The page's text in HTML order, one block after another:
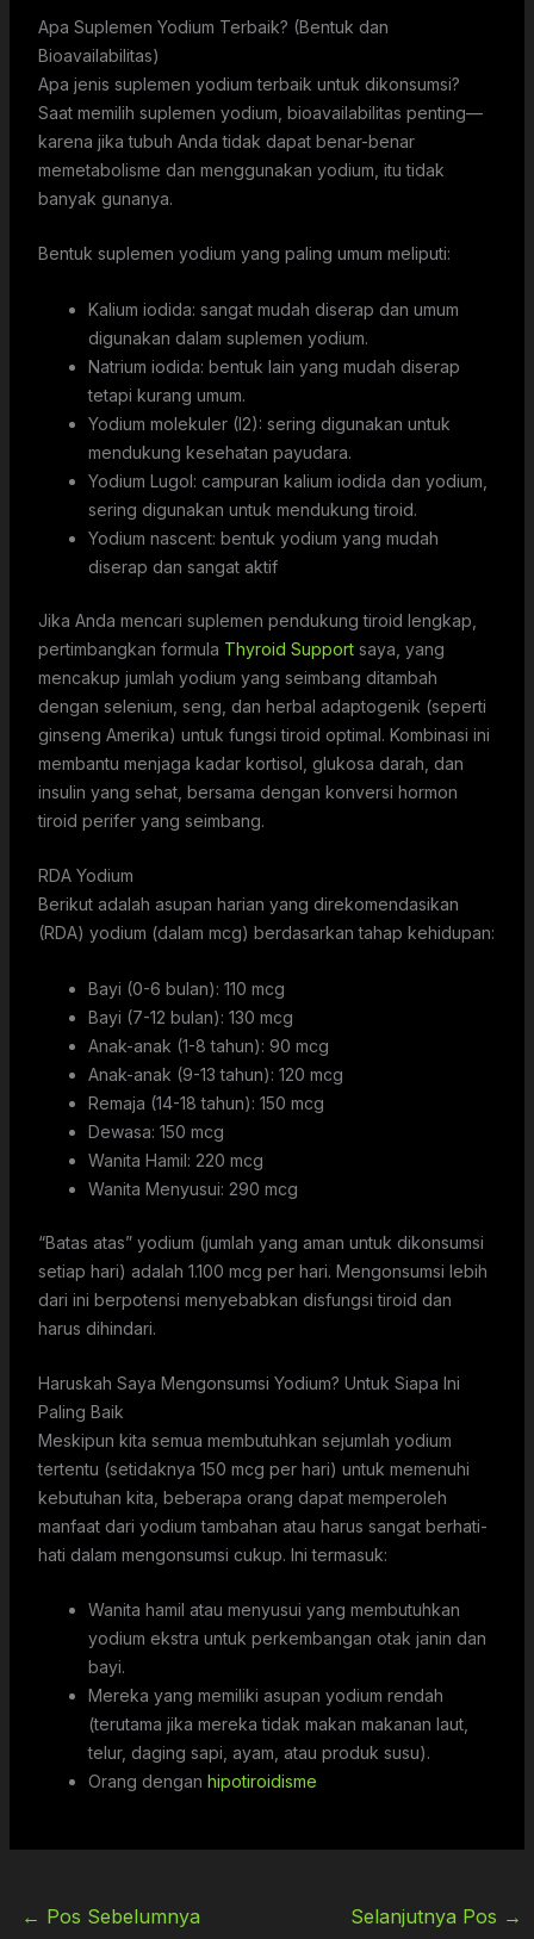
Apa Suplemen Yodium Terbaik? (Bentuk dan
Bioavailabilitas)
Apa jenis suplemen yodium terbaik untuk dikonsumsi?
Saat memilih suplemen yodium, bioavailabilitas penting—
karena jika tubuh Anda tidak dapat benar-benar
memetabolisme dan menggunakan yodium, itu tidak
banyak gunanya.
Bentuk suplemen yodium yang paling umum meliputi:
Kalium iodida: sangat mudah diserap dan umum
digunakan dalam suplemen yodium.
Natrium iodida: bentuk lain yang mudah diserap
tetapi kurang umum.
Yodium molekuler (I2): sering digunakan untuk
mendukung kesehatan payudara.
Yodium Lugol: campuran kalium iodida dan yodium,
sering digunakan untuk mendukung tiroid.
Yodium nascent: bentuk yodium yang mudah
diserap dan sangat aktif
Jika Anda mencari suplemen pendukung tiroid lengkap,
pertimbangkan formula Thyroid Supportsaya, yang
mencakup jumlah yodium yang seimbang ditambah
dengan selenium, seng, dan herbal adaptogenik (seperti
ginseng Amerika) untuk fungsi tiroid optimal. Kombinasi ini
membantu menjaga kadar kortisol, glukosa darah, dan
insulin yang sehat, bersama dengan konversi hormon
tiroid perifer yang seimbang.
RDA Yodium
Berikut adalah asupan harian yang direkomendasikan
(RDA) yodium (dalam mcg) berdasarkan tahap kehidupan:
Bayi (0-6 bulan): 110 mcg
Bayi (7-12 bulan): 130 mcg
Anak-anak (1-8 tahun): 90 mcg
Anak-anak (9-13 tahun): 120 mcg
Remaja (14-18 tahun): 150 mcg
Dewasa: 150 mcg
Wanita Hamil: 220 mcg
Wanita Menyusui: 290 mcg
“Batas atas” yodium (jumlah yang aman untuk dikonsumsi
setiap hari) adalah 1.100 mcg per hari. Mengonsumsi lebih
dari ini berpotensi menyebabkan disfungsi tiroid dan
harus dihindari.
Haruskah Saya Mengonsumsi Yodium? Untuk Siapa Ini
Paling Baik
Meskipun kita semua membutuhkan sejumlah yodium
tertentu (setidaknya 150 mcg per hari) untuk memenuhi
kebutuhan kita, beberapa orang dapat memperoleh
manfaat dari yodium tambahan atau harus sangat berhati-
hati dalam mengonsumsi cukup. Ini termasuk:
Wanita hamil atau menyusui yang membutuhkan
yodium ekstra untuk perkembangan otak janin dan
bayi.
Mereka yang memiliki asupan yodium rendah
(terutama jika mereka tidak makan makanan laut,
telur, daging sapi, ayam, atau produk susu).
Orang dengan hipotiroidisme
← Pos Sebelumnya Selanjutnya Pos →